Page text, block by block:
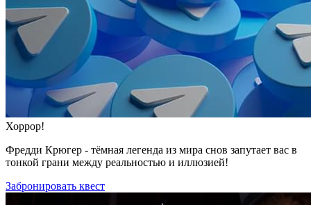
Хоррор!
Фредди Крюгер - тёмная легенда из мира снов запутает вас в
тонкой грани между реальностью и иллюзией!
Забронировать квест